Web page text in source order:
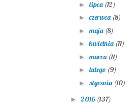
► lipca (12)
►czerwca (8)
► maja (8)
►kwietnia (11)
► marca (11)
► lutego (9)
► stycznia (10)
► 2016 (137)